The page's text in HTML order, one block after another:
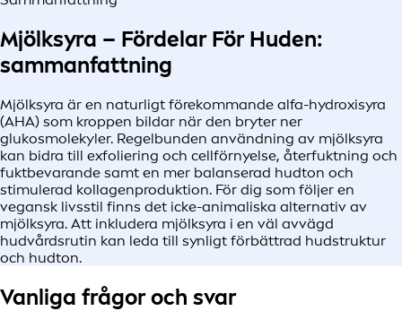
Mjölksyra – Fördelar För Huden:
sammanfattning
Mjölksyra är en naturligt förekommande alfa-hydroxisyra
(AHA) som kroppen bildar när den bryter ner
glukosmolekyler. Regelbunden användning av mjölksyra
kan bidra till exfoliering och cellförnyelse, återfuktning och
fuktbevarande samt en mer balanserad hudton och
stimulerad kollagenproduktion. För dig som följer en
vegansk livsstil finns det icke-animaliska alternativ av
mjölksyra. Att inkludera mjölksyra i en väl avvägd
hudvårdsrutin kan leda till synligt förbättrad hudstruktur
och hudton.
Vanliga frågor och svar